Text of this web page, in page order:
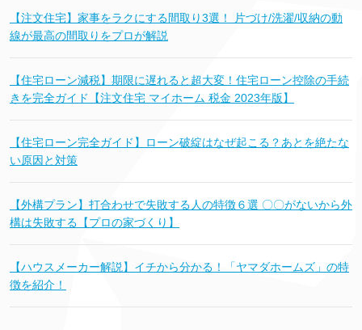
【注文住宅】家事をラクにする間取り3選！ 片づけ/洗濯/収納の動
線が最高の間取りをプロが解説
【住宅ローン減税】期限に遅れると超大変！住宅ローン控除の手続
きを完全ガイド【注文住宅 マイホーム 税金 2023年版】
【住宅ローン完全ガイド】ローン破綻はなぜ起こる？あとを絶たな
い原因と対策
【外構プラン】打合わせで失敗する人の特徴６選 〇〇がないから外
構は失敗する【プロの家づくり】
【ハウスメーカー解説】イチから分かる！「ヤマダホームズ」の特
徴を紹介！